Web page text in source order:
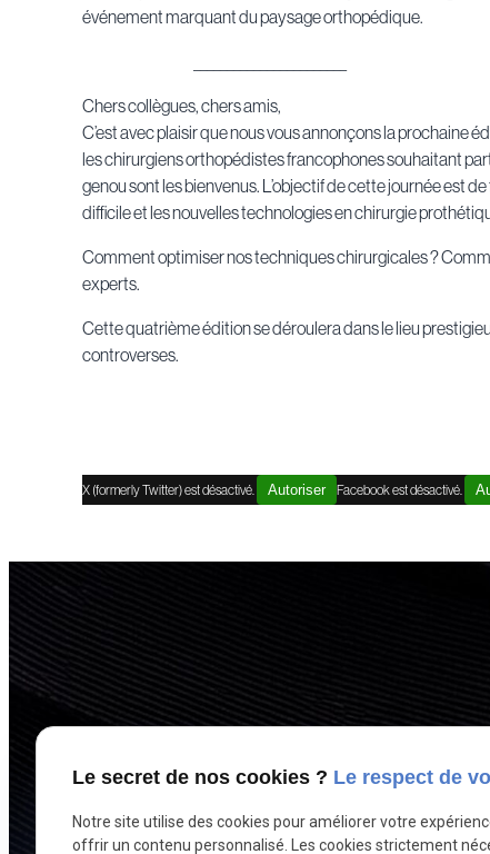
événement marquant du paysage orthopédique.
Chers collègues, chers amis,
C’est avec plaisir que nous vous annonçons la prochaine
les chirurgiens orthopédistes francophones souhaitant
genou sont les bienvenus. L’objectif de cette journée est
difficile et les nouvelles technologies en chirurgie
Comment optimiser nos techniques chirurgicales ?
experts.
Cette quatrième édition se déroulera dans le lieu
controverses.
X (formerly Twitter) est désactivé. Autoriser Facebook est désactivé.
Le secret de nos cookies ? Le respect de
Notre site utilise des cookies pour améliorer votre
offrir un contenu personnalisé. Les cookies strictement